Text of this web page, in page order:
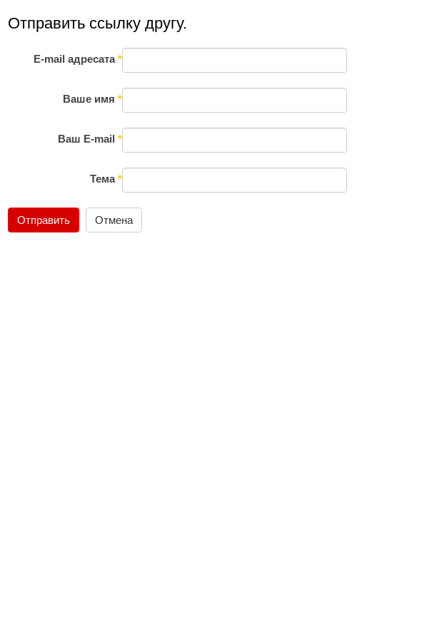
Отправить ссылку другу.
E-mail адресата*
Ваше имя *
Ваш E-mail *
Тема*
Отправить Отмена